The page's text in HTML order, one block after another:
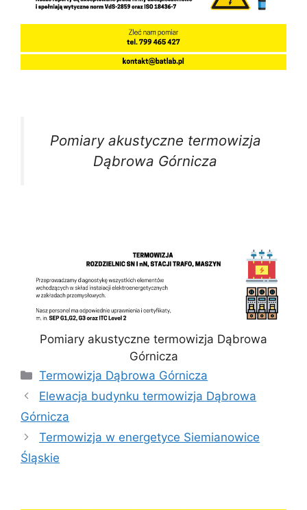
Pomiary akustyczne termowizja
Dąbrowa Górnicza
Pomiary akustyczne termowizja Dąbrowa
Górnicza
Kategorie
Termowizja Dąbrowa Górnicza
Elewacja budynku termowizja Dąbrowa
Górnicza
Termowizja w energetyce Siemianowice
Śląskie